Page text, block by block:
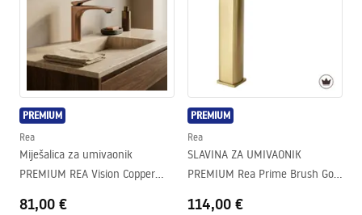
PREMIUM
Rea
Miješalica za umivaonik
PREMIUM REA Vision Copper
81,00 €
PREMIUM
Rea
SLAVINA ZA UMIVAONIK
PREMIUM Rea Prime Brush Gold
114,00 €